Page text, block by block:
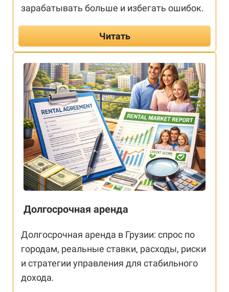
зарабатывать больше и избегать ошибок.
Читать
Долгосрочная аренда
Долгосрочная аренда в Грузии: спрос по
городам, реальные ставки, расходы, риски
и стратегии управления для стабильного
дохода.